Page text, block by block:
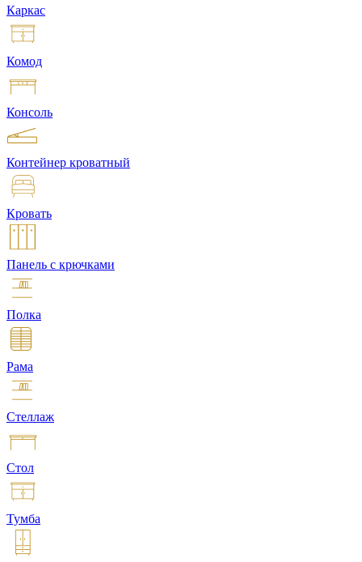
Каркас
Комод
Консоль
Контейнер кроватный
Кровать
Панель с крючками
Полка
Рама
Стеллаж
Стол
Тумба